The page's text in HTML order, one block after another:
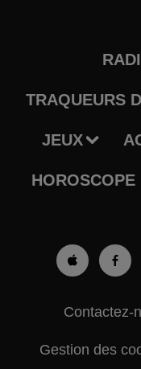
TRAQUEURS
JEUX
HOROSCOPE
Contactez-
Gestion des